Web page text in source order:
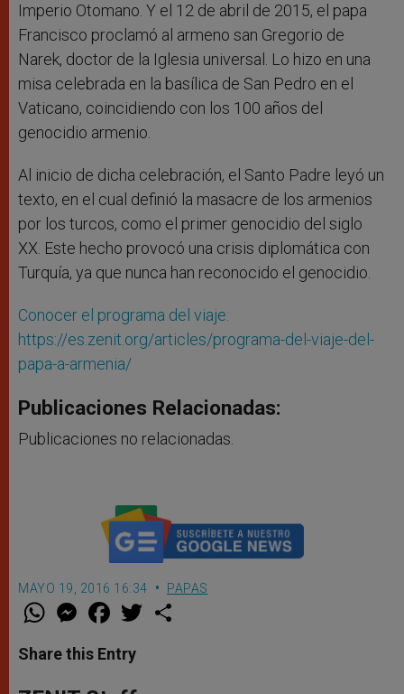
Imperio Otomano. Y el 12 de abril de 2015, el papa
Francisco proclamó al armeno san Gregorio de
Narek, doctor de la Iglesia universal. Lo hizo en una
misa celebrada en la basílica de San Pedro en el
Vaticano, coincidiendo con los 100 años del
genocidio armenio.
Al inicio de dicha celebración, el Santo Padre leyó un
texto, en el cual definió la masacre de los armenios
por los turcos, como el primer genocidio del siglo
XX. Este hecho provocó una crisis diplomática con
Turquía, ya que nunca han reconocido el genocidio.
Conocer el programa del viaje:
https://es.zenit.org/articles/programa-del-viaje-del-
papa-a-armenia/
Publicaciones Relacionadas:
Publicaciones no relacionadas.
MAYO 19, 2016 16:34 PAPAS
W
t
s
M
e
s
e
F
a
e
b
w
Share this Entry